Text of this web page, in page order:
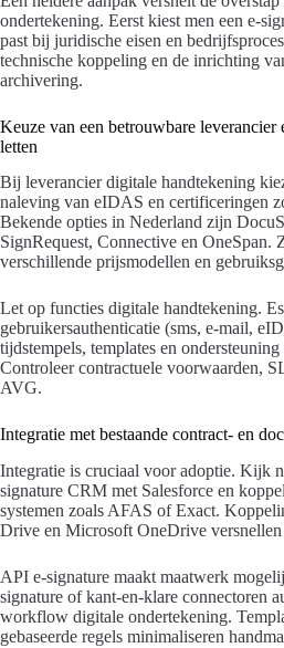
ondertekening. Eerst kiest men een e-
past bij juridische eisen en
technische koppeling en de inrichting
archivering.
Keuze van een betrouwbare leverancier
letten
Bij leverancier digitale handtekening
naleving van eIDAS en certificeringen
Bekende opties in Nederland zijn
SignRequest, Connective en OneSpan.
verschillende prijsmodellen en
Let op functies digitale handtekening.
gebruikersauthenticatie (sms, e-mail,
tijdstempels, templates en
Controleer contractuele voorwaarden,
AVG.
Integratie met bestaande contract- en
Integratie is cruciaal voor adoptie. Kijk
signature CRM met Salesforce en
systemen zoals AFAS of Exact.
Drive en Microsoft OneDrive versnellen
API e-signature maakt maatwerk
signature of kant-en-klare connectoren
workflow digitale ondertekening.
gebaseerde regels minimaliseren